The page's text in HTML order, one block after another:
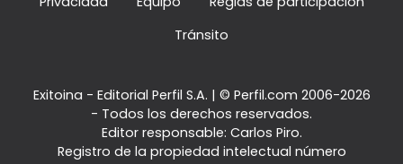
Tránsito
Exitoina - Editorial Perfil S.A. | © Perfil.com 2006-2026
- Todos los derechos reservados.
Editor responsable: Carlos Piro.
Registro de la propiedad intelectual número